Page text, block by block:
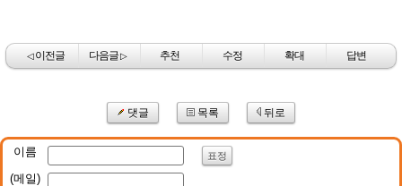
◁이전글 다음글▷ 추천 수정 확대 답변
댓글 목록 뒤로
이름 표정
(메일)